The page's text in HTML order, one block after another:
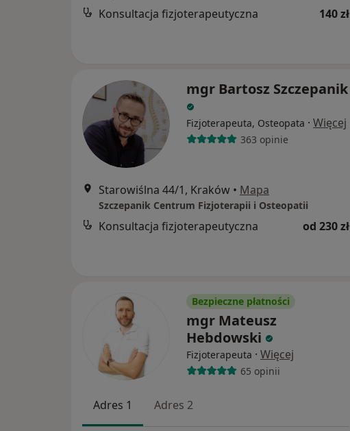
Konsultacja fizjoterapeutyczna 140 zł
mgr Bartosz Szczepanik
Fizjoterapeuta, Osteopata · Więcej
363 opinie
Starowiślna 44/1, Kraków • Mapa
Szczepanik Centrum Fizjoterapii i Osteopatii
Konsultacja fizjoterapeutyczna od 230 zł
Bezpieczne płatności
mgr Mateusz
Hebdowski
Fizjoterapeuta · Więcej
65 opinii
Adres 1 Adres 2